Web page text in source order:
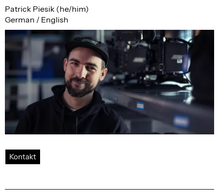
Patrick Piesik (he/him)
German / English
Kontakt